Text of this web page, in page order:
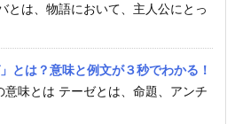
とは、物語において、主人公にとっ
とは？意味と例文が３秒でわかる！
意味とは テーゼとは、命題、アンチ